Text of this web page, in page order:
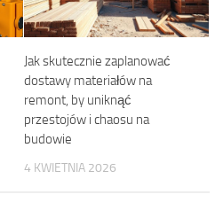
Jak skutecznie zaplanować
dostawy materiałów na
remont, by uniknąć
przestojów i chaosu na
budowie
4 KWIETNIA 2026